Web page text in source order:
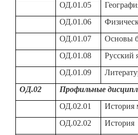
ОД.01.05
ОД.01.06
ОД.01.07
Основы
ОД.01.08
Русский
ОД.01.09
ОД.02
Профильные
ОД.02.01
История
ОД.02.02
История